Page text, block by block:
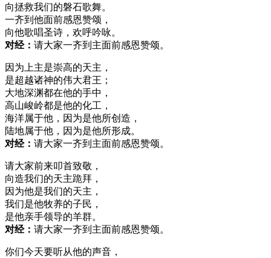
向拯救我们的磐石歌舞。
一齐到他面前感恩赞颂，
向他歌唱圣诗，欢呼吟咏。
对经： 请大家一齐到主面前感恩赞颂。
因为上主是崇高的天主，
是超越诸神的伟大君王；
大地深渊都在他的手中，
高山峻岭都是他的化工，
海洋属于他，因为是他所创造，
陆地属于他，因为是他所形成。
对经： 请大家一齐到主面前感恩赞颂。
请大家前来叩首致敬，
向造我们的天主跪拜，
因为他是我们的天主，
我们是他牧养的子民，
是他亲手领导的羊群。
对经： 请大家一齐到主面前感恩赞颂。
你们今天要听从他的声音，